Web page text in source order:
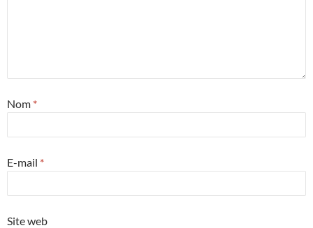
Nom *
E-mail *
Site web